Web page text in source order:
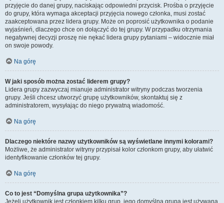
przyjęcie do danej grupy, naciskając odpowiedni przycisk. Prośba o przyjęcie
do grupy, która wymaga akceptacji przyjęcia nowego członka, musi zostać
zaakceptowana przez lidera grupy. Może on poprosić użytkownika o podanie
wyjaśnień, dlaczego chce on dołączyć do tej grupy. W przypadku otrzymania
negatywnej decyzji proszę nie nękać lidera grupy pytaniami – widocznie miał
on swoje powody.
Na górę
W jaki sposób można zostać liderem grupy?
Lidera grupy zazwyczaj mianuje administrator witryny podczas tworzenia
grupy. Jeśli chcesz utworzyć grupę użytkowników, skontaktuj się z
administratorem, wysyłając do niego prywatną wiadomość.
Na górę
Dlaczego niektóre nazwy użytkowników są wyświetlane innymi kolorami?
Możliwe, że administrator witryny przypisał kolor członkom grupy, aby ułatwić
identyfikowanie członków tej grupy.
Na górę
Co to jest “Domyślna grupa użytkownika”?
Jeżeli użytkownik jest członkiem kilku grup, jego domyślna grupa jest używana